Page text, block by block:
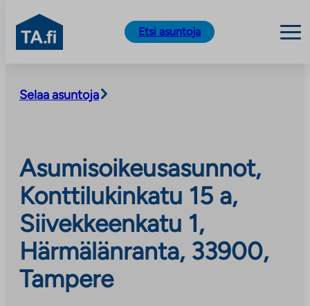
sisältöön
TA.fi
Etsi asuntoja
Selaa asuntoja
Asumisoikeusasunnot,
Konttilukinkatu 15 a,
Siivekkeenkatu 1,
Härmälänranta, 33900,
Tampere